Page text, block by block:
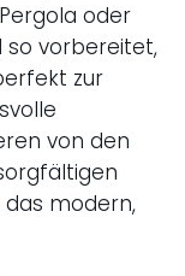
oder
so vorbereitet,
zur
von den
modern,